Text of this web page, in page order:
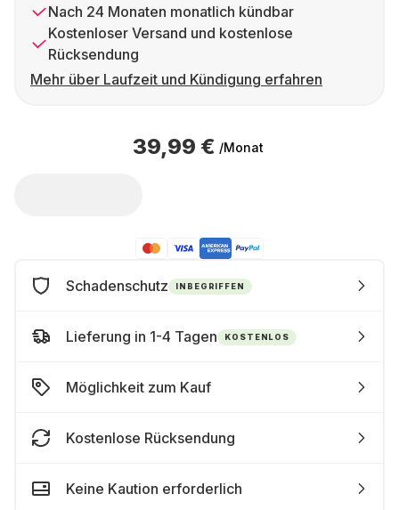
Nach 24 Monaten monatlich kündbar
Kostenloser Versand und kostenlose
Rücksendung
Mehr über Laufzeit und Kündigung erfahren
39,99 € /Monat
Schadenschutz INBEGRIFFEN
Lieferung in 1-4 Tagen KOSTENLOS
Möglichkeit zum Kauf
Kostenlose Rücksendung
Keine Kaution erforderlich